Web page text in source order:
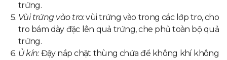
trứng.
Vùi trứng vào tro:vùi trứng vào trong các lớp tro, cho
tro bám dày đặc lên quả trứng, che phủ toàn bộ quả
trứng.
Ủ kín:Đậy nắp chặt thùng chứa để không khí không